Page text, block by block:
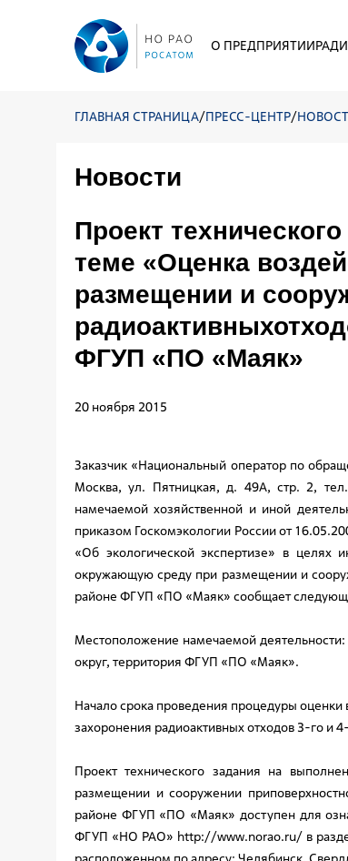
О ПРЕДПРИЯТИИ
ГЛАВНАЯ СТРАНИЦА/ПРЕСС-ЦЕНТР/
Новости
Проект
теме «Оценка
размещении и
ФГУП «ПО «Маяк»
20 ноября 2015
Заказчик «Национальный оператор по
Москва, ул. Пятницкая, д. 49А, стр. 2,
намечаемой хозяйственной и иной
приказом Госкомэкологии России от
«Об экологической экспертизе» в целях
окружающую среду при размещении и
районе ФГУП «ПО «Маяк» сообщает
Местоположение намечаемой
округ, территория ФГУП «ПО «Маяк».
Начало срока проведения процедуры
захоронения радиоактивных отходов 3-го
Проект технического задания на
размещении и сооружении
районе ФГУП «ПО «Маяк» доступен для
ФГУП «НО РАО» http://www.norao.ru/в